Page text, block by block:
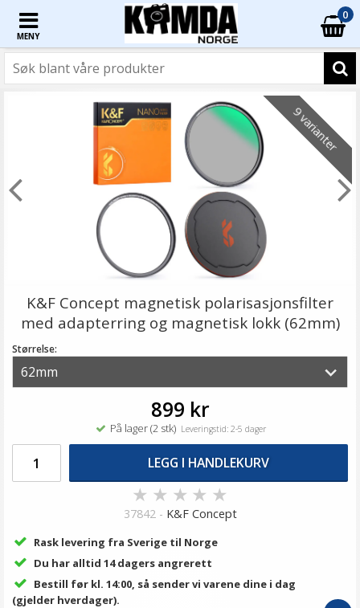
MENY
0
9 varianter
K&F Concept magnetisk polarisasjonsfilter
med adapterring og magnetisk lokk (62mm)
Størrelse:
899 kr
På lager (2 stk)Leveringstid: 2-5 dager
LEGG I HANDLEKURV
★ ★ ★ ★ ★
37842 - K&F Concept
Rask levering fra Sverige til Norge
Du har alltid 14 dagers angrerett
Bestill før kl. 14:00, så sender vi varene dine i dag
(gjelder hverdager).